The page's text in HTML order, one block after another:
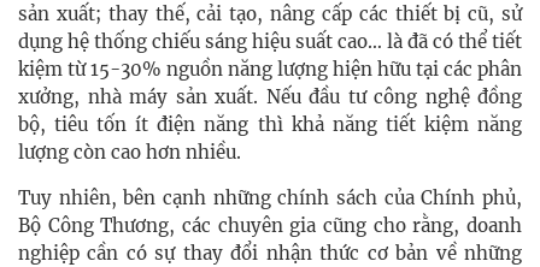
sản xuất; thay thế, cải tạo, nâng cấp các thiết bị cũ, sử
dụng hệ thống chiếu sáng hiệu suất cao… là đã có thể tiết
kiệm từ 15-30% nguồn năng lượng hiện hữu tại các phân
xưởng, nhà máy sản xuất. Nếu đầu tư công nghệ đồng
bộ, tiêu tốn ít điện năng thì khả năng tiết kiệm năng
lượng còn cao hơn nhiều.
Tuy nhiên, bên cạnh những chính sách của Chính phủ,
Bộ Công Thương, các chuyên gia cũng cho rằng, doanh
nghiệp cần có sự thay đổi nhận thức cơ bản về những